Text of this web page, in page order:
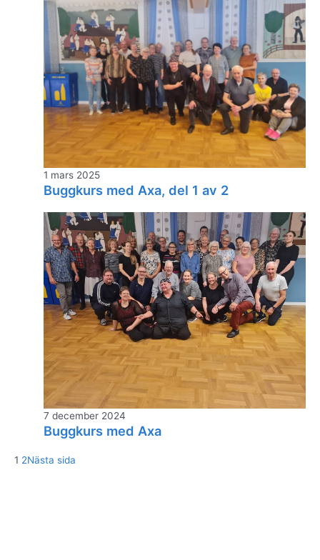
1 mars 2025
Buggkurs med Axa, del 1 av 2
7 december 2024
Buggkurs med Axa
1 2Nästa sida